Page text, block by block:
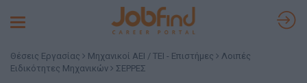
Toggle
Θέσεις Εργασίας Μηχανικοί ΑΕΙ / ΤΕΙ - Επιστήμες
Λοιπές
Ειδικότητες Μηχανικών
ΣΕΡΡΕΣ